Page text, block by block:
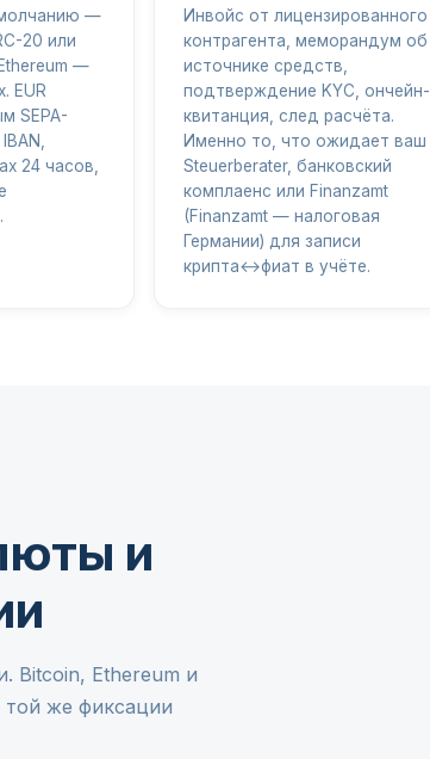
—
20 или
—
EUR
SEPA-
24 часов,
Инвойс от лицензированного
контрагента, меморандум об
источнике средств,
подтверждение KYC, ончейн-
квитанция, след расчёта.
Именно то, что ожидает ваш
Steuerberater, банковский
комплаенс или Finanzamt
(Finanzamt — налоговая
Германии) для записи
крипта↔фиат в учёте.
и
Bitcoin, Ethereum и
же фиксации